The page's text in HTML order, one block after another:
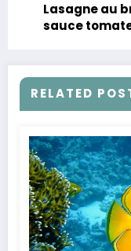
Lasagne au
sauce
RELATED